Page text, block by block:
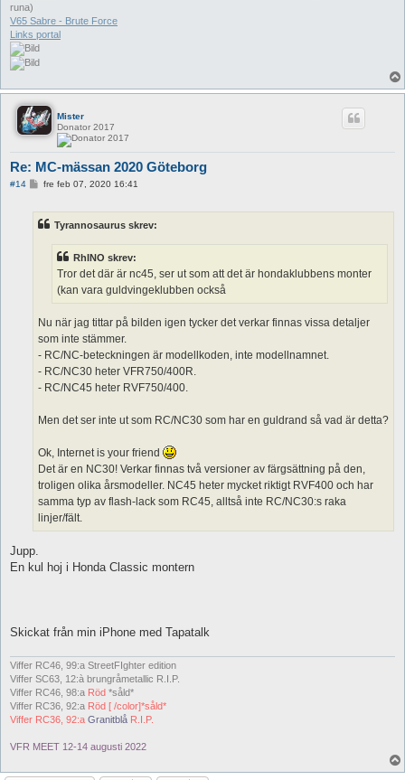
runa)
V65 Sabre - Brute Force
Links portal
Mister
Donator 2017
Re: MC-mässan 2020 Göteborg
#14
g
fre feb 07, 2020 16:41
Tyrannosaurus skrev:
RhINO skrev:
Tror det där är nc45, ser ut som att det är hondaklubbens monter
(kan vara guldvingeklubben också
Nu när jag tittar på bilden igen tycker det verkar finnas vissa detaljer
som inte stämmer.
- RC/NC-beteckningen är modellkoden, inte modellnamnet.
- RC/NC30 heter VFR750/400R.
- RC/NC45 heter RVF750/400.
Men det ser inte ut som RC/NC30 som har en guldrand så vad är detta?
Ok, Internet is your friend
Det är en NC30! Verkar finnas två versioner av färgsättning på den,
troligen olika årsmodeller. NC45 heter mycket riktigt RVF400 och har
samma typ av flash-lack som RC45, alltså inte RC/NC30:s raka
linjer/fält.
Jupp.
En kul hoj i Honda Classic montern
Skickat från min iPhone med Tapatalk
Viffer RC46, 99:a StreetFIghter edition
Viffer SC63, 12:à brungråmetallic R.I.P.
Viffer RC46, 98:a Röd *såld*
Viffer RC36, 92:a Röd [ /color]*såld*
Viffer RC36, 92:a Granitblå R.I.P.
VFR MEET 12-14 augusti 2022